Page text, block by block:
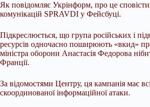
Як повідомляє Укрінформ, про це
комунікацій SPRAVDI у Фейсбуці.
Підкреслюється, що група російських і
ресурсів одночасно поширюють «вкид»
міністра оборони Анастасія Федорова
Франції.
За відомостями Центру, ця кампанія має
скоординованої інформаційної атаки.